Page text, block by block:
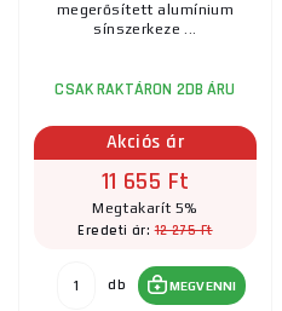
megerősített alumínium
sínszerkeze ...
CSAK RAKTÁRON 2DB ÁRU
Akciós ár
11 655 Ft
Megtakarít 5%
Eredeti ár:12 275 Ft
db MEGVENNI